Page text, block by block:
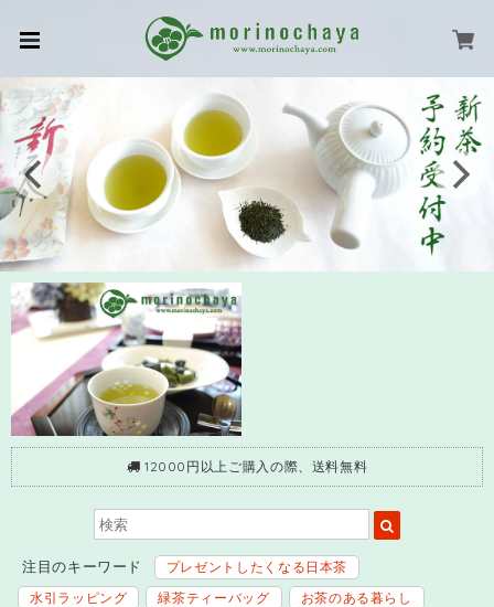
12000円以上ご購入の際、送料無料
注目のキーワード
プレゼントしたくなる日本茶
水引ラッピング
緑茶ティーバッグ
お茶のある暮らし